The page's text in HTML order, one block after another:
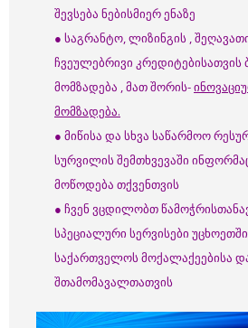
შევსება ნებისმიერ ენაზე
● საგრანტო, ლიზინგის ,
ჩვეულებრივი კრედიტებისათვის
მომზადება , მათ შორის-
მომზადება.
● მიწისა და სხვა საწარმოო
სურვილის შემთხვევაში
მოწოდება თქვენთვის
● ჩვენ ვცდილობთ
სპეციალური სერვისები
საქართველოს მოქალაქეებისა
შთამომავალთათვის